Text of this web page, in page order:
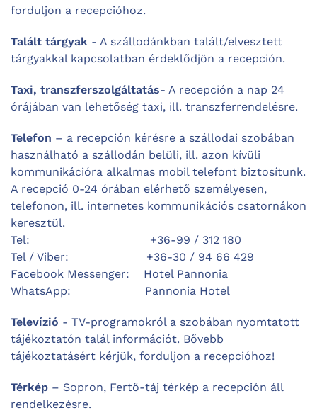
forduljon a recepcióhoz.
Talált tárgyak - A szállodánkban talált/elvesztett
tárgyakkal kapcsolatban érdeklődjön a recepción.
Taxi, transzferszolgáltatás- A recepción a nap 24
órájában van lehetőség taxi, ill. transzferrendelésre.
Telefon – a recepción kérésre a szállodai szobában
használható a szállodán belüli, ill. azon kívüli
kommunikációra alkalmas mobil telefont biztosítunk.
A recepció 0-24 órában elérhető személyesen,
telefonon, ill. internetes kommunikációs csatornákon
keresztül.
Tel: +36-99 / 312 180
Tel / Viber: +36-30 / 94 66 429
Facebook Messenger: Hotel Pannonia
WhatsApp: Pannonia Hotel
Televízió - TV-programokról a szobában nyomtatott
tájékoztatón talál információt. Bővebb
tájékoztatásért kérjük, forduljon a recepcióhoz!
Térkép – Sopron, Fertő-táj térkép a recepción áll
rendelkezésre.